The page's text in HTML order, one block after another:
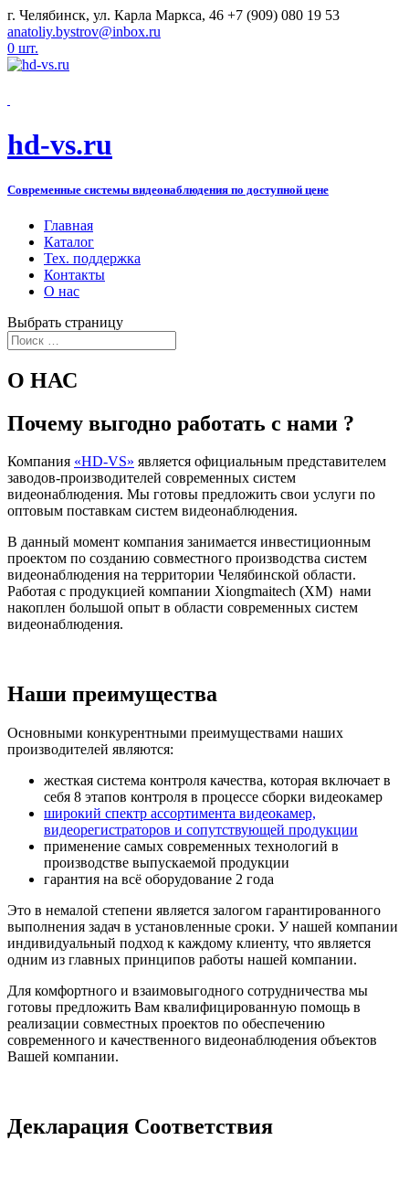
г. Челябинск, ул. Карла Маркса, 46 +7 (909) 080 19 53
anatoliy.bystrov@inbox.ru
0 шт.
hd-vs.ru
Современные системы видеонаблюдения по доступной цене
Главная
Каталог
Тех. поддержка
Контакты
О нас
Выбрать страницу
О НАС
Почему выгодно работать с нами ?
Компания «HD-VS» является официальным представителем
заводов-производителей современных систем
видеонаблюдения. Мы готовы предложить свои услуги по
оптовым поставкам систем видеонаблюдения.
В данный момент компания занимается инвестиционным
проектом по созданию совместного производства систем
видеонаблюдения на территории Челябинской области.
Работая с продукцией компании Xiongmaitech (XM) нами
накоплен большой опыт в области современных систем
видеонаблюдения.
Наши преимущества
Основными конкурентными преимуществами наших
производителей являются:
жесткая система контроля качества, которая включает в
себя 8 этапов контроля в процессе сборки видеокамер
широкий спектр ассортимента видеокамер,
видеорегистраторов и сопутствующей продукции
применение самых современных технологий в
производстве выпускаемой продукции
гарантия на всё оборудование 2 года
Это в немалой степени является залогом гарантированного
выполнения задач в установленные сроки. У нашей компании
индивидуальный подход к каждому клиенту, что является
одним из главных принципов работы нашей компании.
Для комфортного и взаимовыгодного сотрудничества мы
готовы предложить Вам квалифицированную помощь в
реализации совместных проектов по обеспечению
современного и качественного видеонаблюдения объектов
Вашей компании.
Декларация Соответствия